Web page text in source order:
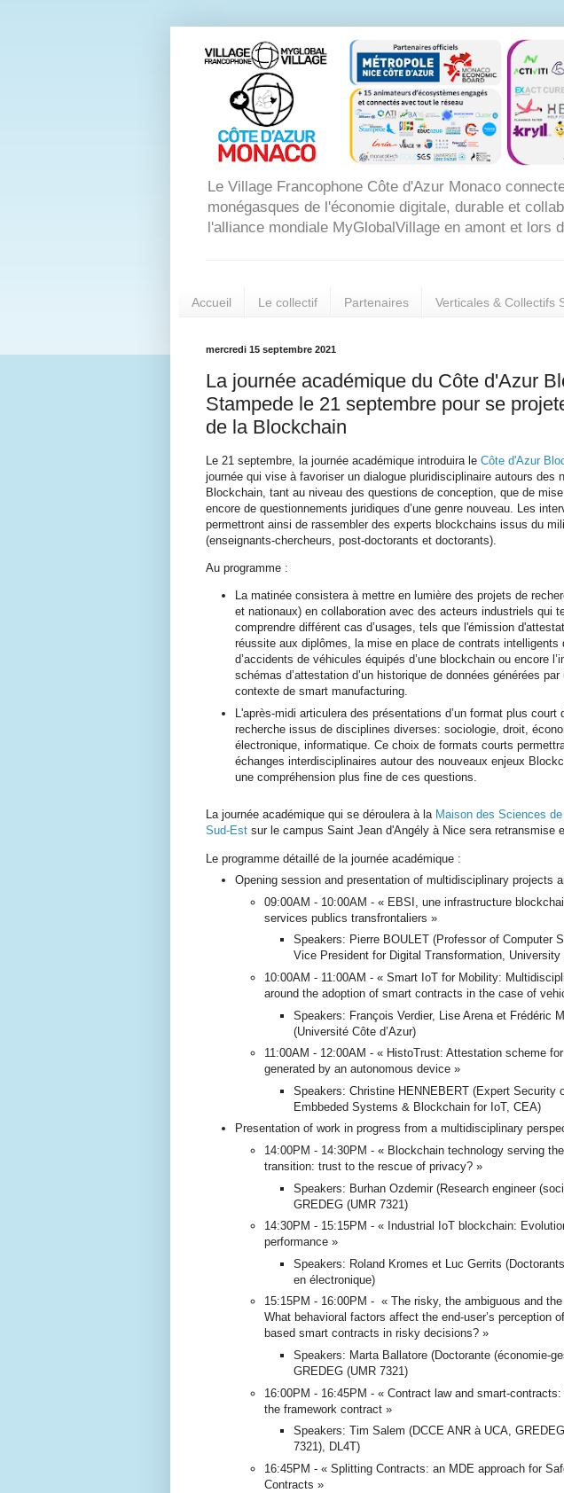
Le Village Francophone Côte d'Azur Monaco
monégasques de l'économie digitale, durable et
l'alliance mondiale MyGlobalVillage en amont et
Accueil Le collectif Partenaires Verticales & Collectifs
mercredi 15 septembre 2021
La journée académique du Côte d'Azur
Stampede le 21 septembre pour se
de la Blockchain
Le 21 septembre, la journée académique introduira le Côte d'Azur
journée qui vise à favoriser un dialogue pluridisciplinaire autours des
Blockchain, tant au niveau des questions de conception, que de
encore de questionnements juridiques d’une genre nouveau. Les
permettront ainsi de rassembler des experts blockchains issus du
(enseignants-chercheurs, post-doctorants et doctorants).
Au programme :
La matinée consistera à mettre en lumière des projets de
et nationaux) en collaboration avec des acteurs industriels qui
comprendre différent cas d’usages, tels que l'émission
réussite aux diplômes, la mise en place de contrats intelligents
d’accidents de véhicules équipés d’une blockchain ou encore
schémas d’attestation d’un historique de données générées
contexte de smart manufacturing.
L'après-midi articulera des présentations d’un format plus court
recherche issus de disciplines diverses: sociologie, droit,
électronique, informatique. Ce choix de formats courts
échanges interdisciplinaires autour des nouveaux enjeux
une compréhension plus fine de ces questions.
La journée académique qui se déroulera à la Maison des Sciences
Sud-Est sur le campus Saint Jean d'Angély à Nice sera retransmise
Le programme détaillé de la journée académique :
Opening session and presentation of multidisciplinary projects
09:00AM - 10:00AM - « EBSI, une infrastructure
services publics transfrontaliers »
Speakers: Pierre BOULET (Professor of Computer
Vice President for Digital Transformation, University
10:00AM - 11:00AM - « Smart IoT for Mobility:
around the adoption of smart contracts in the case of
Speakers: François Verdier, Lise Arena et Frédéric
(Université Côte d’Azur)
11:00AM - 12:00AM - « HistoTrust: Attestation scheme
generated by an autonomous device »
Speakers: Christine HENNEBERT (Expert Security
Embbeded Systems & Blockchain for IoT, CEA)
Presentation of work in progress from a multidisciplinary
14:00PM - 14:30PM - « Blockchain technology serving
transition: trust to the rescue of privacy? »
Speakers: Burhan Ozdemir (Research engineer
GREDEG (UMR 7321)
14:30PM - 15:15PM - « Industrial IoT blockchain:
performance »
Speakers: Roland Kromes et Luc Gerrits
en électronique)
15:15PM - 16:00PM - « The risky, the ambiguous and
What behavioral factors affect the end-user’s perception
based smart contracts in risky decisions? »
Speakers: Marta Ballatore (Doctorante (économie-
GREDEG (UMR 7321)
16:00PM - 16:45PM - « Contract law and smart-
the framework contract »
Speakers: Tim Salem (DCCE ANR à UCA,
7321), DL4T)
16:45PM - « Splitting Contracts: an MDE approach for
Contracts »